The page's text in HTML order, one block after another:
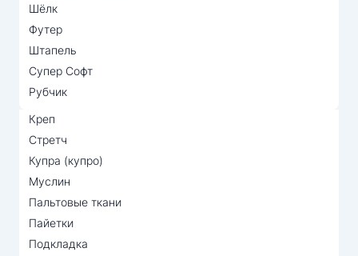
Шёлк
Футер
Штапель
Супер Софт
Рубчик
Креп
Стретч
Купра (купро)
Муслин
Пальтовые ткани
Пайетки
Подкладка